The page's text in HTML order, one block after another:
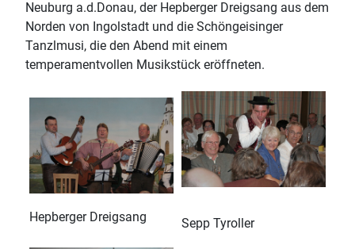
Neuburg a.d.Donau, der Hepberger Dreigsang aus dem
Norden von Ingolstadt und die Schöngeisinger
Tanzlmusi, die den Abend mit einem
temperamentvollen Musikstück eröffneten.
Hepberger Dreigsang Sepp Tyroller